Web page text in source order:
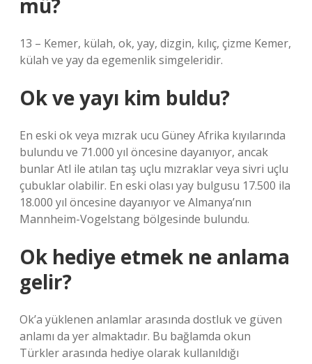
mü?
13 – Kemer, külah, ok, yay, dizgin, kılıç, çizme Kemer,
külah ve yay da egemenlik simgeleridir.
Ok ve yayı kim buldu?
En eski ok veya mızrak ucu Güney Afrika kıyılarında
bulundu ve 71.000 yıl öncesine dayanıyor, ancak
bunlar Atl ile atılan taş uçlu mızraklar veya sivri uçlu
çubuklar olabilir. En eski olası yay bulgusu 17.500 ila
18.000 yıl öncesine dayanıyor ve Almanya’nın
Mannheim-Vogelstang bölgesinde bulundu.
Ok hediye etmek ne anlama
gelir?
Ok’a yüklenen anlamlar arasında dostluk ve güven
anlamı da yer almaktadır. Bu bağlamda okun
Türkler arasında hediye olarak kullanıldığı